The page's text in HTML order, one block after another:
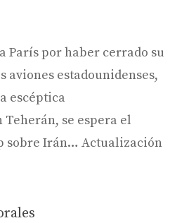
París por haber cerrado su
aviones estadounidenses,
escéptica
Teherán, se espera el
sobre Irán… Actualización